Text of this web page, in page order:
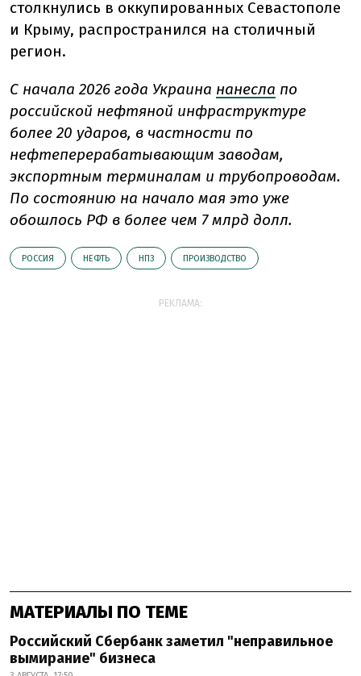
столкнулись в оккупированных Севастополе
и Крыму, распространился на столичный
регион.
С начала 2026 года Украина нанесла по
российской нефтяной инфраструктуре
более 20 ударов, в частности по
нефтеперерабатывающим заводам,
экспортным терминалам и трубопроводам.
По состоянию на начало мая это уже
обошлось РФ в более чем 7 млрд долл.
РОССИЯ НЕФТЬ НПЗ ПРОИЗВОДСТВО
РЕКЛАМА:
МАТЕРИАЛЫ ПО ТЕМЕ
Российский Сбербанк заметил "неправильное
вымирание" бизнеса